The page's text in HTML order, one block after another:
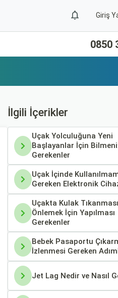
Giriş
0850
İlgili İçerikler
Uçak Yolculuğuna Yeni
Başlayanlar İçin
Gerekenler
Uçak İçinde
Gereken Elektronik
Uçakta Kulak
Önlemek İçin Yapılması
Gerekenler
Bebek Pasaportu
İzlenmesi Gereken
Jet Lag Nedir ve Nasıl